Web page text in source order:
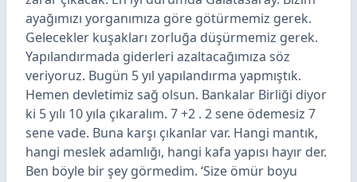
ayağımızı yorganımıza göre götürmemiz gerek.
Gelecekler kuşakları zorluğa düşürmemiz gerek.
Yapılandırmada giderleri azaltacağımıza söz
veriyoruz. Bugün 5 yıl yapılandırma yapmıştık.
Hemen devletimiz sağ olsun. Bankalar Birliği diyor
ki 5 yılı 10 yıla çıkaralım. 7 +2 . 2 sene ödemesiz 7
sene vade. Buna karşı çıkanlar var. Hangi mantık,
hangi meslek adamlığı, hangi kafa yapısı hayır der.
Ben böyle bir şey görmedim. ‘Size ömür boyu